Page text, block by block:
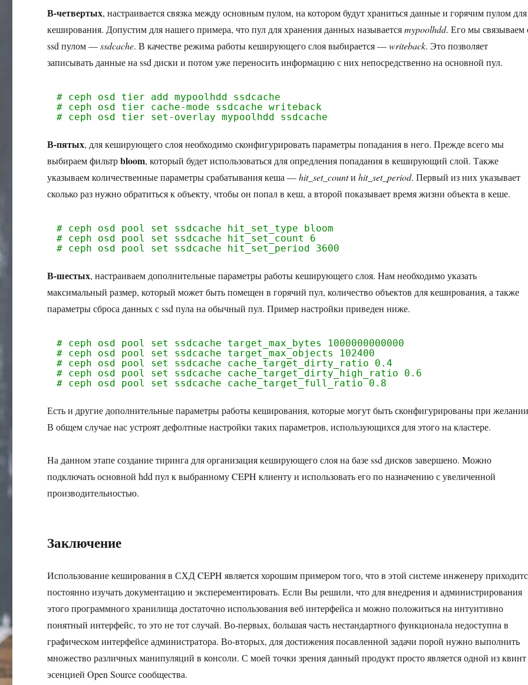
В-четвертых, настраивается связка между основным пулом, на котором будут храниться данные и горячим пулом для
кеширования. Допустим для нашего примера, что пул для хранения данных называетсяmypoolhdd. Его мы связываем
ssd пулом —ssdcache. В качестве режима работы кеширующего слоя выбирается —writeback. Это позволяет
записывать данные на ssd диски и потом уже переносить информацию с них непосредственно на основной пул.
# ceph osd tier add mypoolhdd ssdcache
# ceph osd tier cache-mode ssdcache writeback
# ceph osd tier set-overlay mypoolhdd ssdcache
В-пятых, для кеширующего слоя необходимо сконфигурировать параметры попадания в него. Прежде всего мы
выбираем фильтрbloom, который будет использоваться для опредления попадания в кеширующий слой. Также
указываем количественные параметры срабатывания кеша —hit_set_countиhit_set_period. Первый из них указывает
сколько раз нужно обратиться к объекту, чтобы он попал в кеш, а второй показывает время жизни объекта в кеше.
# ceph osd pool set ssdcache hit_set_type bloom
# ceph osd pool set ssdcache hit_set_count 6
# ceph osd pool set ssdcache hit_set_period 3600
В-шестых, настраиваем дополнительные параметры работы кеширующего слоя. Нам необходимо указать
максимальный размер, который может быть помещен в горячий пул, количество объектов для кеширования, а также
параметры сброса данных с ssd пула на обычный пул. Пример настройки приведен ниже.
# ceph osd pool set ssdcache target_max_bytes 1000000000000
# ceph osd pool set ssdcache target_max_objects 102400
# ceph osd pool set ssdcache cache_target_dirty_ratio 0.4
# ceph osd pool set ssdcache cache_target_dirty_high_ratio 0.6
# ceph osd pool set ssdcache cache_target_full_ratio 0.8
Есть и другие дополнительные параметры работы кеширования, которые могут быть сконфигурированы при
В общем случае нас устроят дефолтные настройки таких параметров, использующихся для этого на кластере.
На данном этапе создание тиринга для организация кеширующего слоя на базе ssd дисков завершено. Можно
подключать основной hdd пул к выбранному CEPH клиенту и использовать его по назначению с увеличенной
производительностью.
Заключение
Использование кеширования в СХД CEPH является хорошим примером того, что в этой системе инженеру
постоянно изучать документацию и эксперементировать. Если Вы решили, что для внедрения и администрирования
этого программного хранилища достаточно использования веб интерфейса и можно положиться на интуитивно
понятный интерфейс, то это не тот случай. Во-первых, большая часть нестандартного функционала недоступна в
графическом интерфейсе администратора. Во-вторых, для достижения посавленной задачи порой нужно выполнить
множество различных манипуляций в консоли. С моей точки зрения данный продукт просто является одной из квинт
эсенцией Open Source сообщества.